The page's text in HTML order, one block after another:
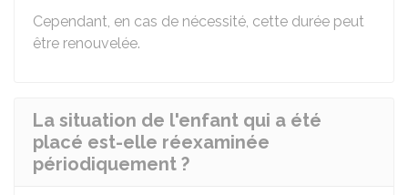
Cependant, en cas de nécessité, cette durée peut
être renouvelée.
La situation de l'enfant qui a été
placé est-elle réexaminée
périodiquement ?